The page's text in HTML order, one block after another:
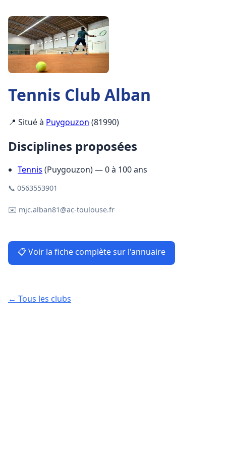
Tennis Club Alban
📍 Situé à Puygouzon (81990)
Disciplines proposées
Tennis (Puygouzon) — 0 à 100 ans
📞 0563553901
✉️ mjc.alban81@ac-toulouse.fr
📋 Voir la fiche complète sur l'annuaire
← Tous les clubs